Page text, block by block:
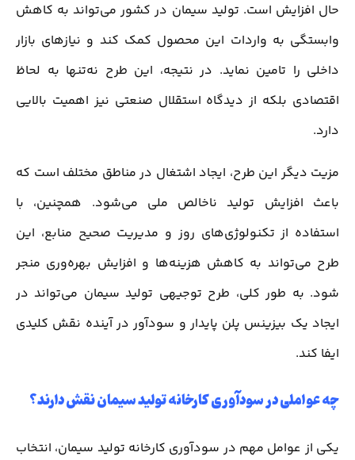
حال افزایش است. تولید سیمان در کشور می‌تواند به کاهش
وابستگی به واردات این محصول کمک کند و نیازهای بازار
داخلی را تامین نماید. در نتیجه، این طرح نه‌تنها به لحاظ
اقتصادی بلکه از دیدگاه استقلال صنعتی نیز اهمیت بالایی
دارد.
مزیت دیگر این طرح، ایجاد اشتغال در مناطق مختلف است که
باعث افزایش تولید ناخالص ملی می‌شود. همچنین، با
استفاده از تکنولوژی‌های روز و مدیریت صحیح منابع، این
طرح می‌تواند به کاهش هزینه‌ها و افزایش بهره‌وری منجر
شود. به طور کلی، طرح توجیهی تولید سیمان می‌تواند در
ایجاد یک بیزینس پلن پایدار و سودآور در آینده نقش کلیدی
ایفا کند.
چه عواملی در سودآوری کارخانه تولید سیمان نقش دارند؟
یکی از عوامل مهم در سودآوری کارخانه تولید سیمان، انتخاب